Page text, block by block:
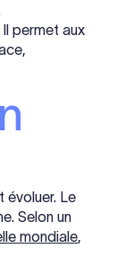
permet aux
évoluer. Le
Selon un
mondiale,